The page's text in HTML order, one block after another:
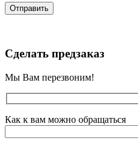
Сделать предзаказ
Мы Вам перезвоним!
Как к вам можно обращаться